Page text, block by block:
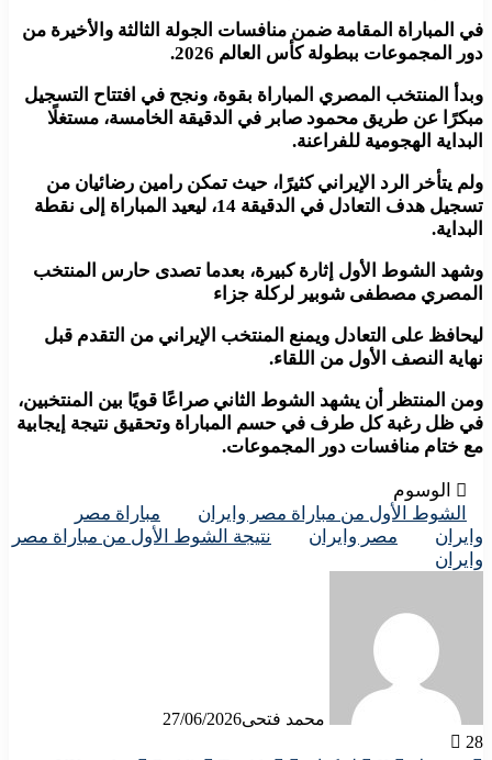
في المباراة المقامة ضمن منافسات الجولة الثالثة والأخيرة من
دور المجموعات ببطولة كأس العالم 2026.
وبدأ المنتخب المصري المباراة بقوة، ونجح في افتتاح التسجيل
مبكرًا عن طريق محمود صابر في الدقيقة الخامسة، مستغلًا
البداية الهجومية للفراعنة.
ولم يتأخر الرد الإيراني كثيرًا، حيث تمكن رامين رضائيان من
تسجيل هدف التعادل في الدقيقة 14، ليعيد المباراة إلى نقطة
البداية.
وشهد الشوط الأول إثارة كبيرة، بعدما تصدى حارس المنتخب
المصري مصطفى شوبير لركلة جزاء
ليحافظ على التعادل ويمنع المنتخب الإيراني من التقدم قبل
نهاية النصف الأول من اللقاء.
ومن المنتظر أن يشهد الشوط الثاني صراعًا قويًا بين المنتخبين،
في ظل رغبة كل طرف في حسم المباراة وتحقيق نتيجة إيجابية
مع ختام منافسات دور المجموعات.
الوسوم
الشوط الأول من مباراة مصر وايران
مباراة مصر
وايران
مصر وايران
نتيجة الشوط الأول من مباراة مصر
وايران
محمد فتحى27/06/2026
28